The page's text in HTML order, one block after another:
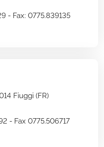
- Fax: 0775.839135
Fiuggi (FR)
- Fax 0775.506717